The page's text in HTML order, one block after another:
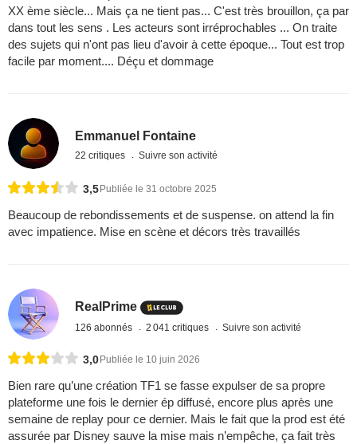
XX ème siècle... Mais ça ne tient pas... C'est très brouillon, ça par
dans tout les sens . Les acteurs sont irréprochables ... On traite
des sujets qui n'ont pas lieu d'avoir à cette époque... Tout est trop
facile par moment.... Déçu et dommage
Emmanuel Fontaine
22 critiques Suivre son activité
3,5 Publiée le 31 octobre 2025
Beaucoup de rebondissements et de suspense. on attend la fin
avec impatience. Mise en scène et décors très travaillés
RealPrime
126 abonnés 2 041 critiques Suivre son activité
3,0 Publiée le 10 juin 2026
Bien rare qu’une création TF1 se fasse expulser de sa propre
plateforme une fois le dernier ép diffusé, encore plus après une
semaine de replay pour ce dernier. Mais le fait que la prod est été
assurée par Disney sauve la mise mais n’empêche, ça fait très